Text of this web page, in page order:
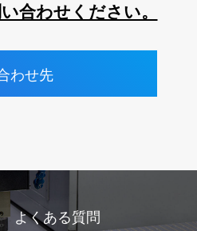
合わせください。
わせ先
よくある質問